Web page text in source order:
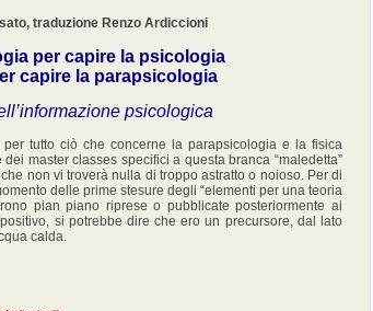
traduzione Renzo Ardiccioni
per capire la psicologia
capire la parapsicologia
psicologica
per tutto ciò che concerne la parapsicologia e la fisica
master classes specifici a questa branca “maledetta”
non vi troverà nulla di troppo astratto o noioso. Per di
delle prime stesure degli “elementi per una teoria
pian piano riprese o pubblicate posteriormente ai
si potrebbe dire che ero un precursore, dal lato
calda.